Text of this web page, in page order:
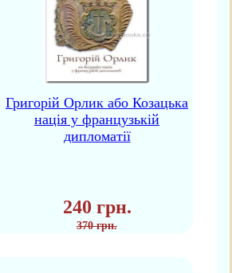
Григорій Орлик або Козацька
нація у французькій
дипломатії
240 грн.
370 грн.